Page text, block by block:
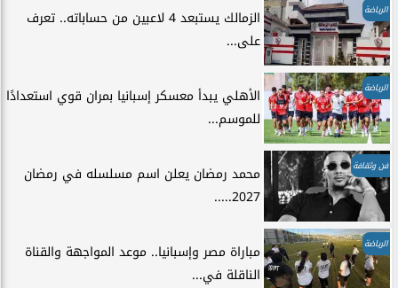
الرياضة
الزمالك يستبعد 4 لاعبين من حساباته.. تعرف
على...
الرياضة
الأهلي يبدأ معسكر إسبانيا بمران قوي استعدادًا
للموسم...
فن وثقافة
محمد رمضان يعلن اسم مسلسله في رمضان
2027.....
الرياضة
مباراة مصر وإسبانيا.. موعد المواجهة والقناة
الناقلة في...